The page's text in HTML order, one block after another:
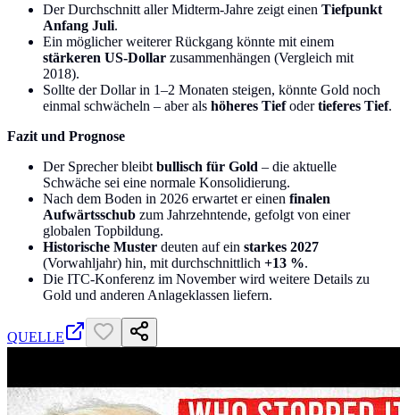
Der Durchschnitt aller Midterm-Jahre zeigt einen Tiefpunkt
Anfang Juli.
Ein möglicher weiterer Rückgang könnte mit einem
stärkeren US-Dollar zusammenhängen (Vergleich mit
2018).
Sollte der Dollar in 1–2 Monaten steigen, könnte Gold noch
einmal schwächeln – aber als höheres Tiefodertieferes Tief.
Fazit und Prognose
Der Sprecher bleibt bullisch für Gold – die aktuelle
Schwäche sei eine normale Konsolidierung.
Nach dem Boden in 2026 erwartet er einen finalen
Aufwärtsschub zum Jahrzehntende, gefolgt von einer
globalen Topbildung.
Historische Muster deuten auf ein starkes 2027
(Vorwahljahr) hin, mit durchschnittlich +13 %.
Die ITC-Konferenz im November wird weitere Details zu
Gold und anderen Anlageklassen liefern.
QUELLE